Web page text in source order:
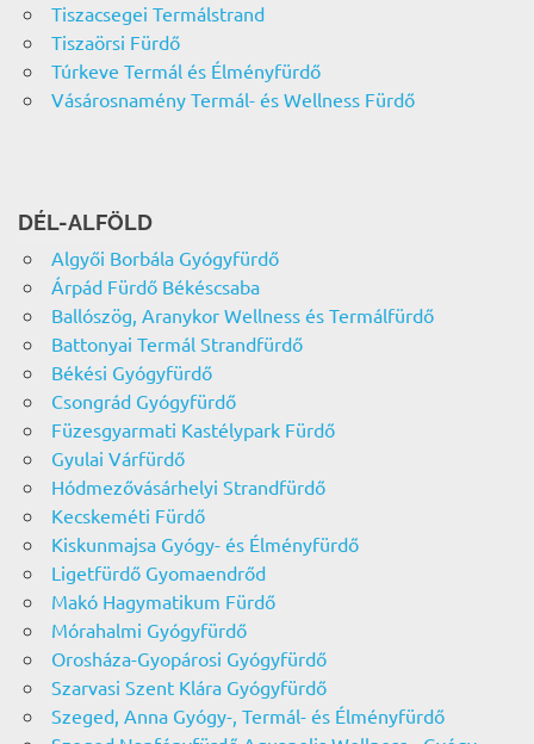
Tiszacsegei Termálstrand
Tiszaörsi Fürdő
Túrkeve Termál és Élményfürdő
Vásárosnamény Termál- és Wellness Fürdő
DÉL-ALFÖLD
Algyői Borbála Gyógyfürdő
Árpád Fürdő Békéscsaba
Ballószög, Aranykor Wellness és Termálfürdő
Battonyai Termál Strandfürdő
Békési Gyógyfürdő
Csongrád Gyógyfürdő
Füzesgyarmati Kastélypark Fürdő
Gyulai Várfürdő
Hódmezővásárhelyi Strandfürdő
Kecskeméti Fürdő
Kiskunmajsa Gyógy- és Élményfürdő
Ligetfürdő Gyomaendrőd
Makó Hagymatikum Fürdő
Mórahalmi Gyógyfürdő
Orosháza-Gyopárosi Gyógyfürdő
Szarvasi Szent Klára Gyógyfürdő
Szeged, Anna Gyógy-, Termál- és Élményfürdő